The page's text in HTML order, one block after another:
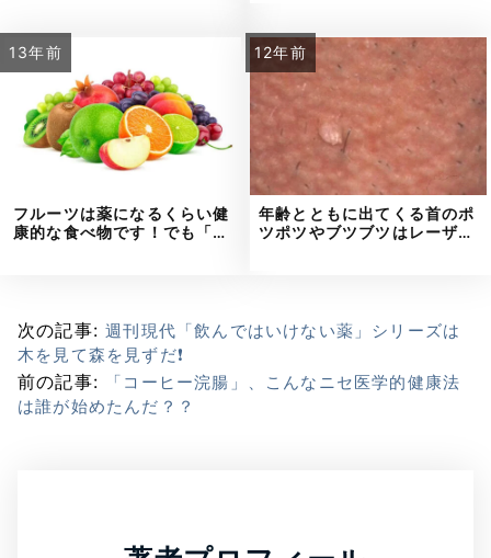
13年前
フルーツは薬になるくらい健
康的な食べ物です！でも「…
12年前
年齢とともに出てくる首のポ
ツポツやブツブツはレーザ…
次の記事:週刊現代「飲んではいけない薬」シリーズは
木を見て森を見ずだ❗
前の記事:
「コーヒー浣腸」、こんなニセ医学的健康法
は誰が始めたんだ？？